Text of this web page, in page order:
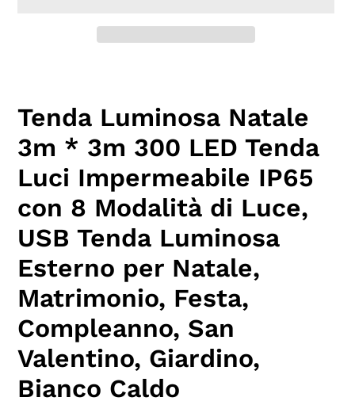
carrello
Tenda Luminosa Natale
3m * 3m 300 LED Tenda
Luci Impermeabile IP65
con 8 Modalità di Luce,
USB Tenda Luminosa
Esterno per Natale,
Matrimonio, Festa,
Compleanno, San
Valentino, Giardino,
Bianco Caldo